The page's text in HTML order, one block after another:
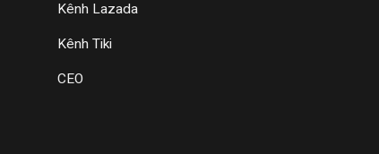
Kênh Lazada
Kênh Tiki
CEO